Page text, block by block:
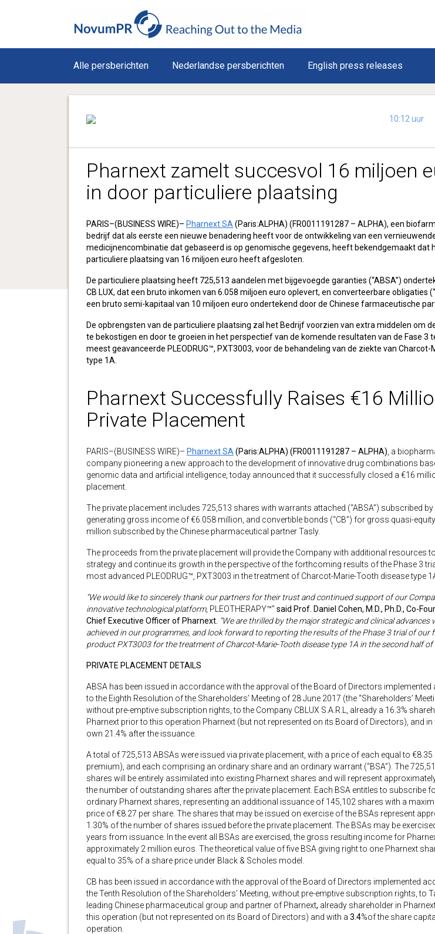
Alle persberichten Nederlandse persberichten English press releases
10:12 uur
Pharnext zamelt succesvol 16 miljoen
in door particuliere plaatsing
PARIS–(BUSINESS WIRE)– Pharnext SA (Paris:ALPHA) (FR0011191287 – ALPHA), een
bedrijf dat als eerste een nieuwe benadering heeft voor de ontwikkeling van een
medicijnencombinatie dat gebaseerd is op genomische gegevens, heeft bekendgemaakt dat
particuliere plaatsing van 16 miljoen euro heeft afgesloten.
De particuliere plaatsing heeft 725,513 aandelen met bijgevoegde garanties (“ABSA”)
CB LUX, dat een bruto inkomen van 6.058 miljoen euro oplevert, en converteerbare obligaties
een bruto semi-kapitaal van 10 miljoen euro ondertekend door de Chinese farmaceutische
De opbrengsten van de particuliere plaatsing zal het Bedrijf voorzien van extra middelen om
te bekostigen en door te groeien in het perspectief van de komende resultaten van de Fase 3
meest geavanceerde PLEODRUG™, PXT3003, voor de behandeling van de ziekte van Charcot-
type 1A.
Pharnext Successfully Raises €16
Private Placement
PARIS–(BUSINESS WIRE)– Pharnext SA (Paris:ALPHA) (FR0011191287 – ALPHA) , a
company pioneering a new approach to the development of innovative drug combinations
genomic data and artificial intelligence, today announced that it successfully closed a €16
placement.
The private placement includes 725,513 shares with warrants attached (“ABSA”) subscribed by
generating gross income of €6.058 million, and convertible bonds (“CB”) for gross quasi-
million subscribed by the Chinese pharmaceutical partner Tasly.
The proceeds from the private placement will provide the Company with additional resources
strategy and continue its growth in the perspective of the forthcoming results of the Phase 3
most advanced PLEODRUG™, PXT3003 in the treatment of Charcot-Marie-Tooth disease type
“We would like to sincerely thank our partners for their trust and continued support of our
innovative technological platform, PLEOTHERAPY™” said Prof. Daniel Cohen, M.D., Ph.D., Co-
Chief Executive Officer of Pharnext. “We are thrilled by the major strategic and clinical advances
achieved in our programmes, and look forward to reporting the results of the Phase 3 trial of our
product PXT3003 for the treatment of Charcot-Marie-Tooth disease type 1A in the second half of
PRIVATE PLACEMENT DETAILS
ABSA has been issued in accordance with the approval of the Board of Directors implemented
to the Eighth Resolution of the Shareholders’ Meeting of 28 June 2017 (the “Shareholders’
without pre-emptive subscription rights, to the Company CBLUX S.A.R.L, already a 16.3%
Pharnext prior to this operation Pharnext (but not represented on its Board of Directors), and in
own 21.4% after the issuance.
A total of 725,513 ABSAs were issued via private placement, with a price of each equal to
premium), and each comprising an ordinary share and an ordinary warrant (“BSA”). The
shares will be entirely assimilated into existing Pharnext shares and will represent
the number of outstanding shares after the private placement. Each BSA entitles to subscribe
ordinary Pharnext shares, representing an additional issuance of 145,102 shares with a
price of €8.27 per share. The shares that may be issued on exercise of the BSAs represent
1.30% of the number of shares issued before the private placement. The BSAs may be
years from issuance. In the event all BSAs are exercised, the gross resulting income for
approximately 2 million euros. The theoretical value of five BSA giving right to one Pharnext
equal to 35% of a share price under Black & Scholes model.
CB has been issued in accordance with the approval of the Board of Directors implemented
the Tenth Resolution of the Shareholders’ Meeting, without pre-emptive subscription rights, to
leading Chinese pharmaceutical group and partner of Pharnext, already shareholder in
this operation (but not represented on its Board of Directors) and with a 3.4%of the share
operation.